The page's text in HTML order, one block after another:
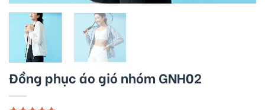
Đồng phục áo gió nhóm GNH02